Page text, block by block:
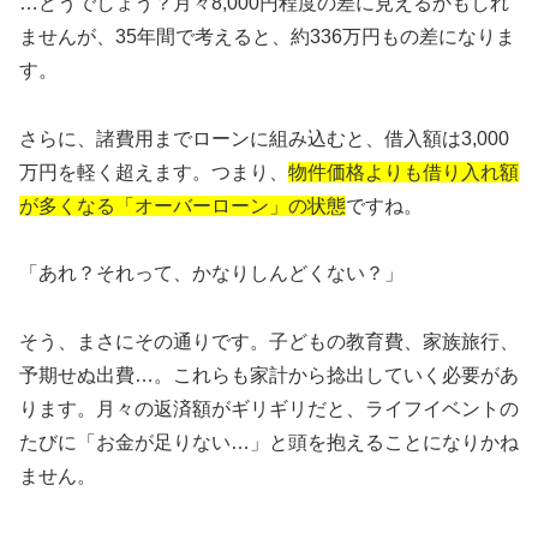
ませんが、35年間で考えると、約336万円もの差になりま
す。
さらに、諸費用までローンに組み込むと、借入額は3,000
万円を軽く超えます。つまり、 物件価格よりも借り入れ額
が多くなる「オーバーローン」の状態ですね。
「あれ？それって、かなりしんどくない？」
そう、まさにその通りです。子どもの教育費、家族旅行、
予期せぬ出費…。これらも家計から捻出していく必要があ
ります。月々の返済額がギリギリだと、ライフイベントの
たびに「お金が足りない…」と頭を抱えることになりかね
ません。